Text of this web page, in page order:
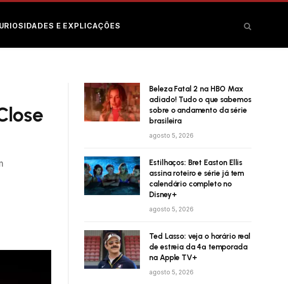
E EXPLICAÇÕES
Beleza Fatal 2 na HBO Max
adiado! Tudo o que sabemos
sobre o andamento da série
brasileira
agosto 5, 2026
Estilhaços: Bret Easton Ellis
assina roteiro e série já tem
calendário completo no
Disney+
agosto 5, 2026
Ted Lasso: veja o horário real
de estreia da 4ª temporada
na Apple TV+
agosto 5, 2026